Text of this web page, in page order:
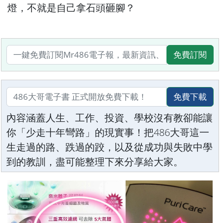
燈，不就是自己拿石頭砸腳？
免費訂閱
免費下載
內容涵蓋人生、工作、投資、學校沒有教卻能讓
你「少走十年彎路」的現實事！把486大哥這一
生走過的路、跌過的跤，以及從成功與失敗中學
到的教訓，盡可能整理下來分享給大家。